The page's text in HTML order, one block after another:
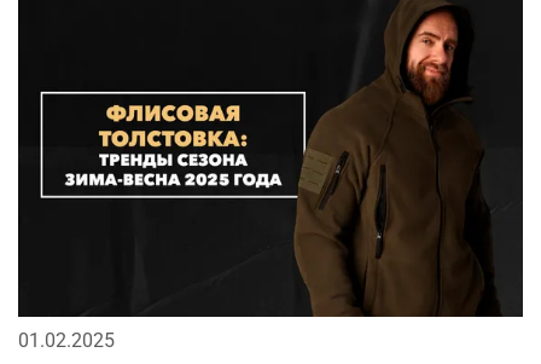
специализированные интернет-магазины
7.26 gear tactical series глажка белая футболка
ремень брючный
камуфляжная расцветка брюки карго
городской образ
01.02.2025